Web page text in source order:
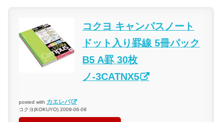
コクヨ キャンパスノート
ドット入り罫線 5冊パック
B5 A罫 30枚
ノ-3CATNX5
posted with カエレバ
コクヨ(KOKUYO) 2009-06-08